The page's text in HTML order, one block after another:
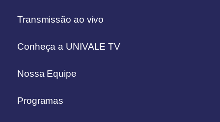
Transmissão ao vivo
Conheça a UNIVALE TV
Nossa Equipe
Programas